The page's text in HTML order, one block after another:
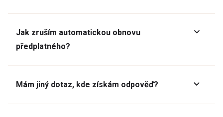
Jak zruším automatickou obnovu
předplatného?
Mám jiný dotaz, kde získám odpověď?